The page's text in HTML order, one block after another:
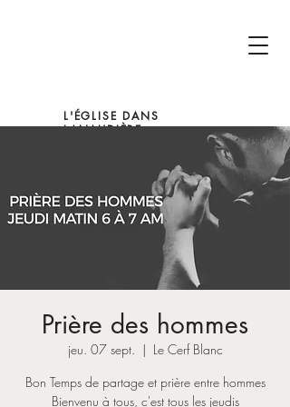
L'ÉGLISE DANS
LANAUDIÈRE
Prière des hommes
jeu. 07 sept.
  |
Le Cerf Blanc
Bon Temps de partage et prière entre hommes
Bienvenu à tous, c'est tous les jeudis